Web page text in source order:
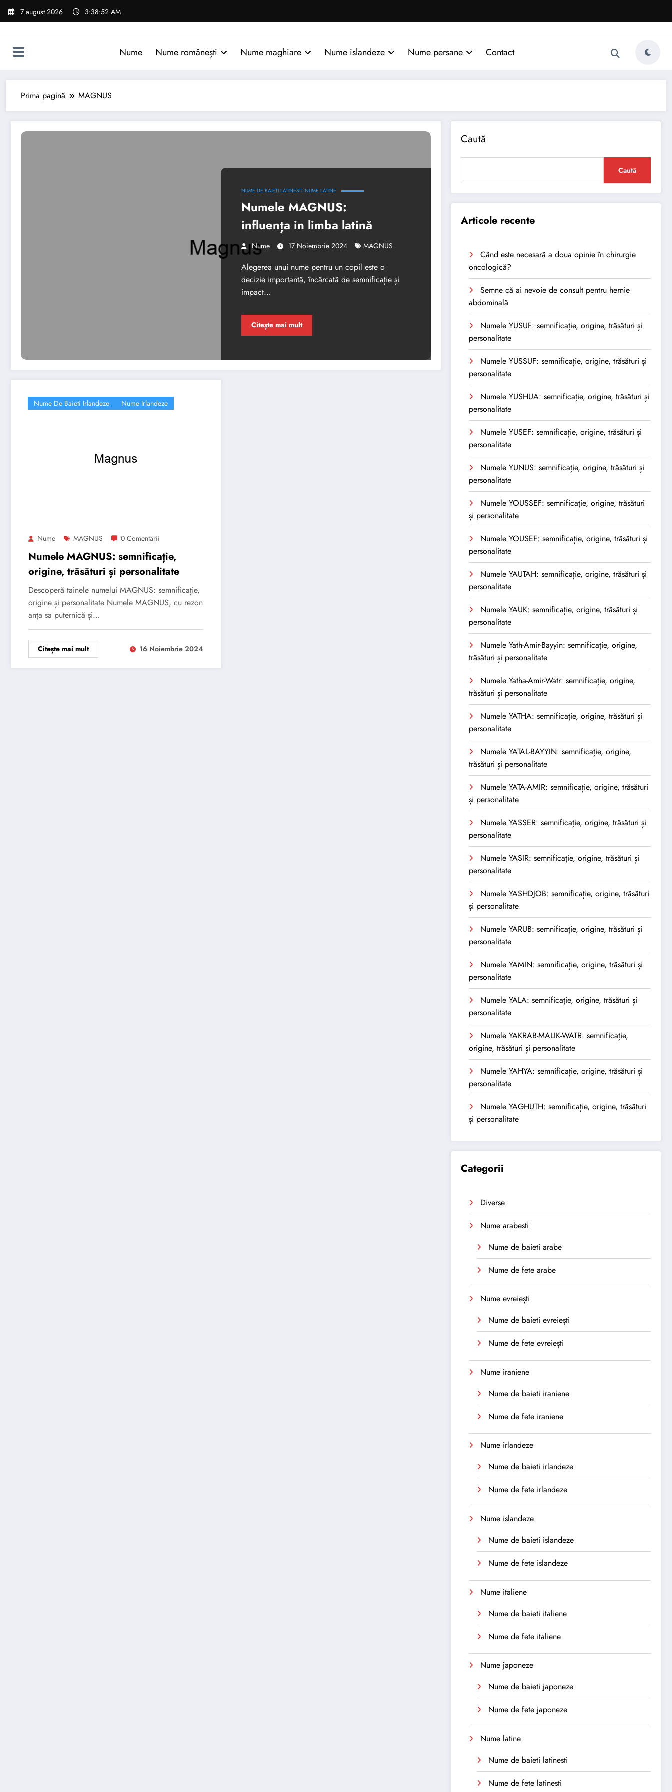
Sari
7 august 2026 3:38:53 AM
Nume Nume românești Nume maghiare Nume islandeze Nume persane Contact
Prima pagină MAGNUS
NUME DE BAIETI LATINESTI NUME LATINE
Numele MAGNUS:
influența in limba latină
Nume 17 Noiembrie 2024 MAGNUS
Alegerea unui nume pentru un copil este o
decizie importantă, încărcată de semnificație și
impact…
Citește mai mult
Nume De Baieti Irlandeze Nume Irlandeze
Nume MAGNUS 0 Comentarii
Numele MAGNUS: semnificație,
origine, trăsături și personalitate
Descoperă tainele numelui MAGNUS: semnificație,
origine și personalitate Numele MAGNUS, cu rezon
anța sa puternică și…
Citește mai mult 16 Noiembrie 2024
Caută
Caută
Articole recente
Când este necesară a doua opinie în chirurgie
oncologică?
Semne că ai nevoie de consult pentru hernie
abdominală
Numele YUSUF: semnificație, origine, trăsături și
personalitate
Numele YUSSUF: semnificație, origine, trăsături și
personalitate
Numele YUSHUA: semnificație, origine, trăsături și
personalitate
Numele YUSEF: semnificație, origine, trăsături și
personalitate
Numele YUNUS: semnificație, origine, trăsături și
personalitate
Numele YOUSSEF: semnificație, origine, trăsături
și personalitate
Numele YOUSEF: semnificație, origine, trăsături și
personalitate
Numele YAUTAH: semnificație, origine, trăsături și
personalitate
Numele YAUK: semnificație, origine, trăsături și
personalitate
Numele Yath-Amir-Bayyin: semnificație, origine,
trăsături și personalitate
Numele Yatha-Amir-Watr: semnificație, origine,
trăsături și personalitate
Numele YATHA: semnificație, origine, trăsături și
personalitate
Numele YATAL-BAYYIN: semnificație, origine,
trăsături și personalitate
Numele YATA-AMIR: semnificație, origine, trăsături
și personalitate
Numele YASSER: semnificație, origine, trăsături și
personalitate
Numele YASIR: semnificație, origine, trăsături și
personalitate
Numele YASHDJOB: semnificație, origine, trăsături
și personalitate
Numele YARUB: semnificație, origine, trăsături și
personalitate
Numele YAMIN: semnificație, origine, trăsături și
personalitate
Numele YALA: semnificație, origine, trăsături și
personalitate
Numele YAKRAB-MALIK-WATR: semnificație,
origine, trăsături și personalitate
Numele YAHYA: semnificație, origine, trăsături și
personalitate
Numele YAGHUTH: semnificație, origine, trăsături
și personalitate
Categorii
Diverse
Nume arabesti
Nume de baieti arabe
Nume de fete arabe
Nume evreiești
Nume de baieti evreiești
Nume de fete evreiești
Nume iraniene
Nume de baieti iraniene
Nume de fete iraniene
Nume irlandeze
Nume de baieti irlandeze
Nume de fete irlandeze
Nume islandeze
Nume de baieti islandeze
Nume de fete islandeze
Nume italiene
Nume de baieti italiene
Nume de fete italiene
Nume japoneze
Nume de baieti japoneze
Nume de fete japoneze
Nume latine
Nume de baieti latinesti
Nume de fete latinesti